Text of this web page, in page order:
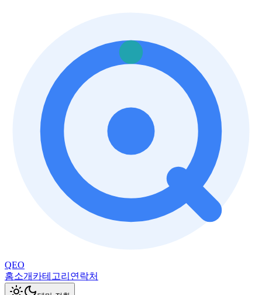
QEO
홈소개 카테고리 연락처